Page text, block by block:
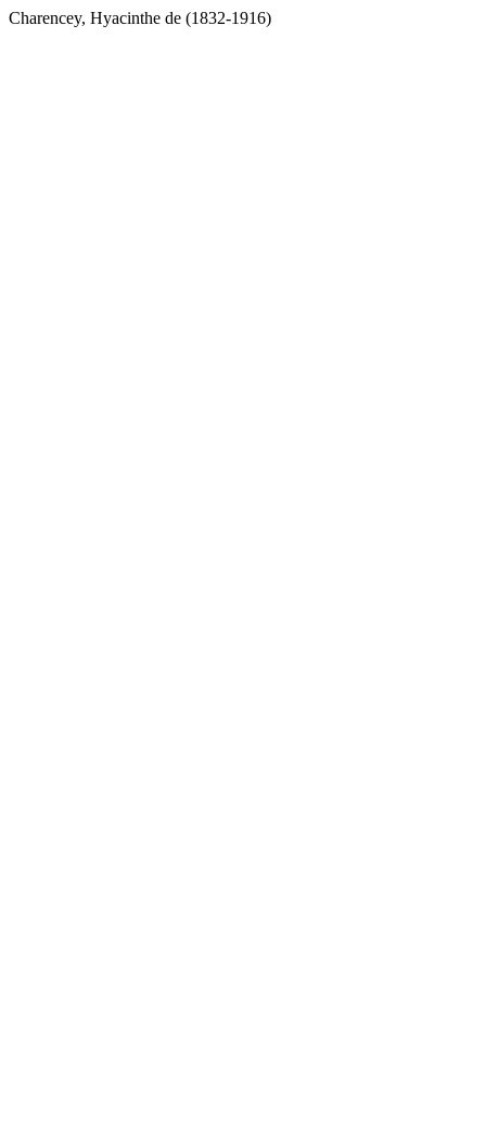
Charencey, Hyacinthe de (1832-1916)